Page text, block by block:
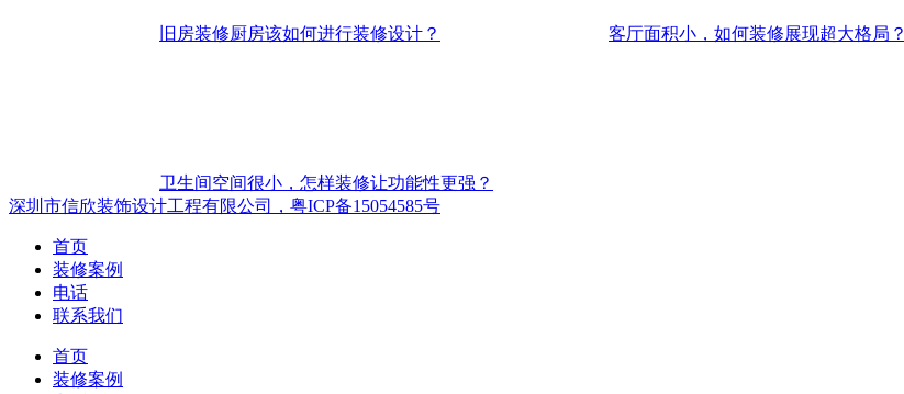
旧房装修厨房该如何进行装修设计？ 客厅面积小，如何装修展现超大格局？
卫生间空间很小，怎样装修让功能性更强？
深圳市信欣装饰设计工程有限公司，粤ICP备15054585号
首页
装修案例
电话
联系我们
首页
装修案例